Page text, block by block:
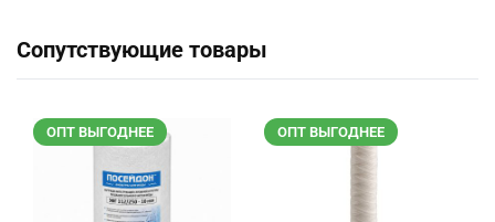
Сопутствующие товары
ОПТ ВЫГОДНЕЕ ОПТ ВЫГОДНЕЕ